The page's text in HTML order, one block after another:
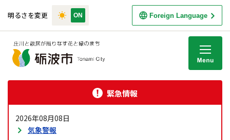
明るさを変更 Foreign Language
緊急情報
2026年08月08日
気象警報